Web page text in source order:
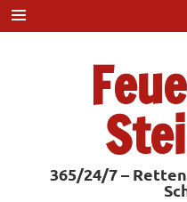
Zum
Inhalt
springen
365/24/7 –